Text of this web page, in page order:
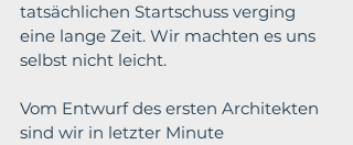
tatsächlichen Startschuss verging
eine lange Zeit. Wir machten es uns
selbst nicht leicht.
Vom Entwurf des ersten Architekten
sind wir in letzter Minute